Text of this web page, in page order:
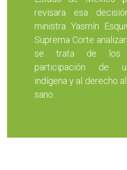
revisara esa
ministra Yasmín
Suprema Corte
se trata de los
participación de
indígena y al derecho
sano.